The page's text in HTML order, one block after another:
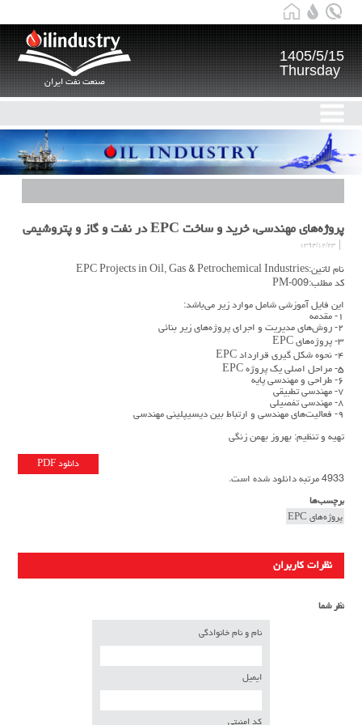
صنعت نفت ایران
1405/5/15
Thursday
پروژه‌های مهندسی، خرید و ساخت EPC در نفت و گاز و پتروشیمی
۱۳۹۴/۱۲/۲۳
نام لاتین:EPC Projects in Oil, Gas & Petrochemical Industries
کد مطلب:PM-009
این فایل آموزشی شامل موارد زیر می‌باشد:
۱- مقدمه
۲- روش‌های مدیریت و اجرای پروژه‌های زیر بنائی
۳- پروژه‌های EPC
۴- نحوه شکل گیری قرارداد EPC
۵- مراحل اصلی یک پروژه EPC
۶- طراحی و مهندسی پایه
۷- مهندسی تطبیقی
۸- مهندسی تفصیلی
۹- فعالیت‌های مهندسی و ارتباط بین دیسیپلینی مهندسی
تهیه و تنظیم: بهروز بهمن زنگی
دانلود PDF
4933 مرتبه دانلود شده است.
برچسب‌ها
پروژه‌های EPC
نظرات کاربران
نظر شما
نام و نام خانوادگی
ایمیل
کد امنیتی